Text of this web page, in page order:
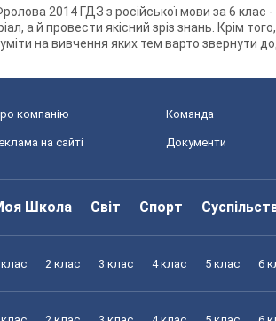
2014 ГДЗ з російської мови за 6
а й провести якісний зріз знань. Крім
на вивчення яких тем варто звернути
компанію Команда
на сайті Документи
Школа Світ Спорт
клас 2 клас 3 клас 4 клас 5 клас 6